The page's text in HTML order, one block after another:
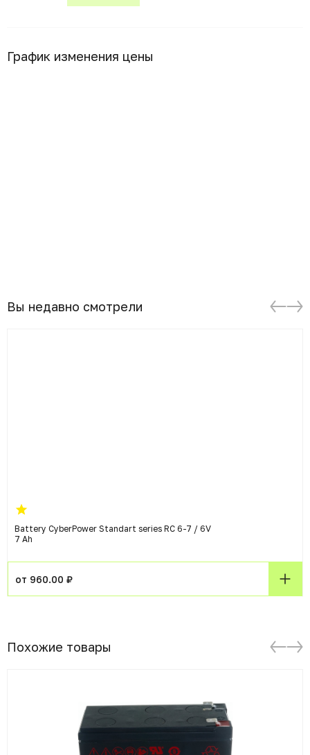
График изменения цены
Вы недавно смотрели
Battery CyberPower Standart series RC 6-7 / 6V
7 Ah
от 960.00 ₽
Похожие товары